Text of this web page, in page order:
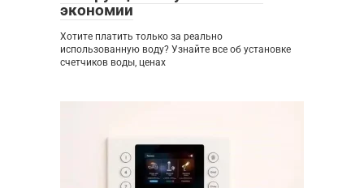
экономии
Хотите платить только за реально
использованную воду? Узнайте все об установке
счетчиков воды, ценах